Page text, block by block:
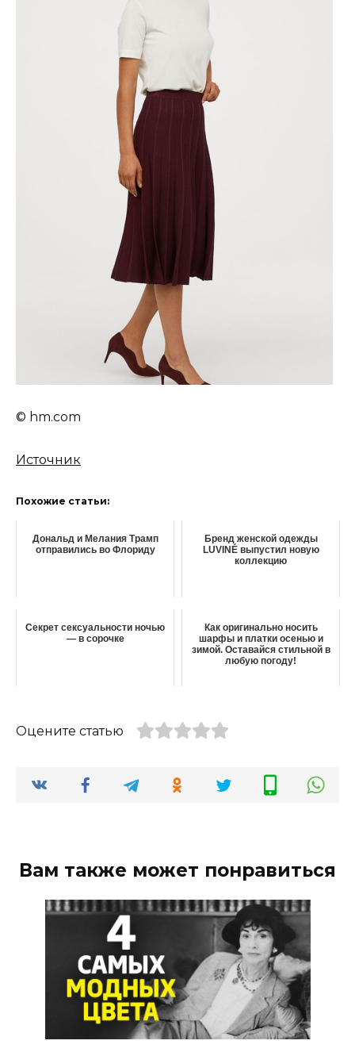
© hm.com
Источник
Похожие статьи:
Дональд и Мелания Трамп
отправились во Флориду
Бренд женской одежды
LUVINÉ выпустил новую
коллекцию
Секрет сексуальности ночью
— в сорочке
Как оригинально носить
шарфы и платки осенью и
зимой. Оставайся стильной в
любую погоду!
Оцените статью
Вам также может понравиться